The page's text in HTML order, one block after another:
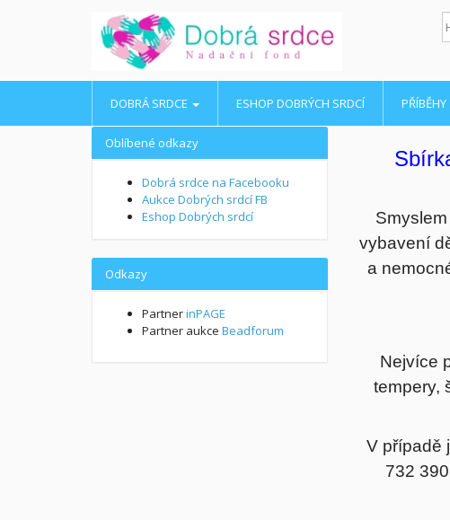
DOBRÁ SRDCE ESHOP DOBRÝCH SRDCÍ PŘÍBĚHY
vybavení
a
Nejvíce
tempery,
V případě
732
Oblíbené odkazy
Dobrá srdce na Facebooku
Aukce Dobrých srdcí FB
Eshop Dobrých srdcí
Odkazy
PartnerinPAGE
Partner aukce Beadforum